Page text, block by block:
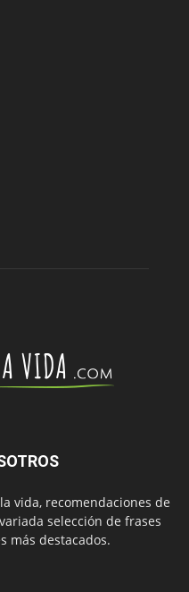
vida, recomendaciones de
selección de frases
más destacados.